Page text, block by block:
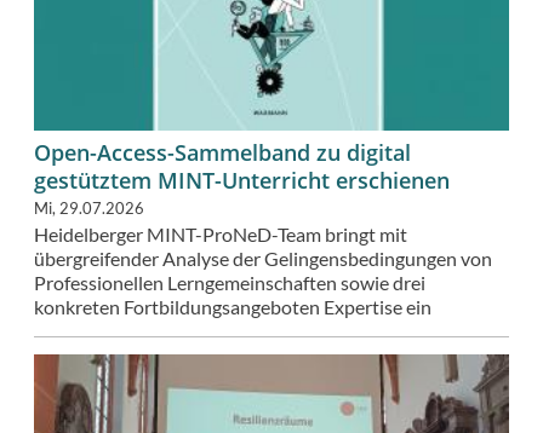
Open-Access-Sammelband zu digital
gestütztem MINT-Unterricht erschienen
Mi, 29.07.2026
Heidelberger MINT-ProNeD-Team bringt mit
übergreifender Analyse der Gelingensbedingungen von
Professionellen Lerngemeinschaften sowie drei
konkreten Fortbildungsangeboten Expertise ein